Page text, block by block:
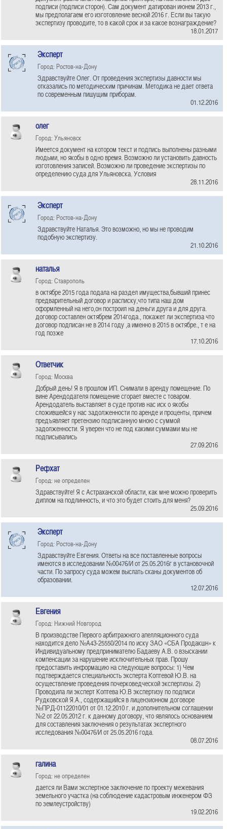
подписи (подписи сторон). Сам документ датирован июнем 2013 г.,
мы предполагаем его изготовление весной 2016 г. Если вы такую
экспертизу проводите, то в какой срок и за какое вознаграждение?
18.01.2017
Эксперт
Город: Ростов-на-Дону
Здравствуйте Олег. От проведения экспертизы давности мы
отказались по методическим причинам. Методика не дает ответа
по современным пишущим приборам.
01.12.2016
олег
Город: Ульяновск
Имеется документ на котором текст и подпись выполнены разными
людьми, но якобы в одно время. Возможно ли установить давность
изготовления записей. Возможно ли проведение экспертизы по
определению суда для Ульяновска. Условия
28.11.2016
Эксперт
Город: Ростов-на-Дону
Здравствуйте Наталья. Это возможно, но мы не проводим
подобную экспертизу.
21.10.2016
наталья
Город: Ставрополь
в октябре 2015 года подала на раздел имущества,бывший принес
предварительный договор и расписку,что типа наш дом
оформленный на него,он построил на деньги друга и для друга.
договор составлен октябрем 2014года., покажет ли экспертиза что
договор подписан не в 2014 году ,а именно в 2015 в октябре., т е на
год позже
17.10.2016
Ответчик
Город: Москва
Добрый день! Я в прошлом ИП. Снимали в аренду помещение. По
вине Арендодателя помещение сгорает вместе с товаром.
Арендодатель выставляет в суде против нас иск о якобы
сложившейся у нас задолженности по аренде и проценты, причем
предъявляет претензию подписанную мною с суммой
задолженности. Я уверен что не под какими суммами мы не
подписывались
27.09.2016
Рефхат
Город: не определен
Здравствуйте! Я с Астраханской области, как мне можно проверить
диплом на подлинность, и что это будет стоить для меня?
25.09.2016
Эксперт
Город: Ростов-на-Дону
Здравствуйте Евгения. Ответы на все поставленные вопросы
имеются в исследовании №00476/И от 25.05.2016г в установочной
части. По запросу суда можем выслать сканы документов об
образовании.
12.07.2016
Евгения
Город: Нижний Новгород
В производстве Первого арбитражного апелляционного суда
находится дело №А43-25550/2014 по иску ЗАО «СБА Продакшн» к
Индивидуальному предпринимателю Бадаеву А.В. о взыскании
компенсации за нарушение исключительных прав. Прошу
предоставить информацию на следующие вопросы: 1) Чем
подтверждается специальность эксперта Коптевой Ю.В. на
осуществление проведения почерковедческой экспертизы. 2)
Проводила ли эксперт Коптева Ю.В экспертизу по подписи
Рудковской Я.А., содержащийся в лицензионном договоре
№ПРД-01122010/01 от 01.12.2010 г. и дополнительном соглашении
№2 от 22.05.2012 г. к данному договору, что являлось основанием
для составления заключения о результатах экспертного
исследования №00476/И от 25.05.2016 года.
08.07.2016
галина
Город: не определен
дается ли Вами экспертное заключение по проекту межевания
земельного участка (на соблюдение кадастровым инженером ФЗ
по землеустройству)
19.02.2016